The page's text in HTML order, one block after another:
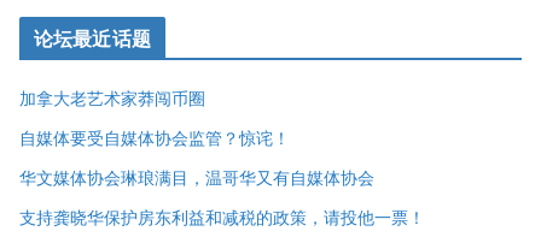
论坛最近话题
加拿大老艺术家莽闯币圈
自媒体要受自媒体协会监管？惊诧！
华文媒体协会琳琅满目，温哥华又有自媒体协会
支持龚晓华保护房东利益和减税的政策，请投他一票！